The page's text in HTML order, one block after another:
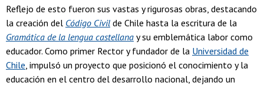
Reflejo de esto fueron sus vastas y rigurosas obras, destacando
la creación del Código Civil de Chile hasta la escritura de la
Gramática de la lengua castellana y su emblemática labor como
educador. Como primer Rector y fundador de la Universidad de
Chile, impulsó un proyecto que posicionó el conocimiento y la
educación en el centro del desarrollo nacional, dejando un